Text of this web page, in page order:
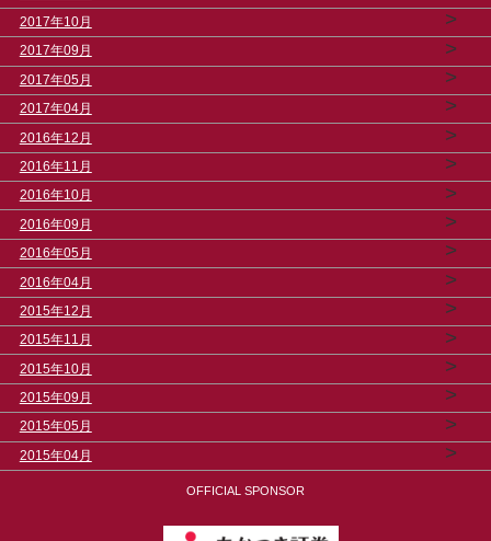
2017年10月 >
2017年09月 >
2017年05月 >
2017年04月 >
2016年12月 >
2016年11月 >
2016年10月 >
2016年09月 >
2016年05月 >
2016年04月 >
2015年12月 >
2015年11月 >
2015年10月 >
2015年09月 >
2015年05月 >
2015年04月 >
OFFICIAL SPONSOR